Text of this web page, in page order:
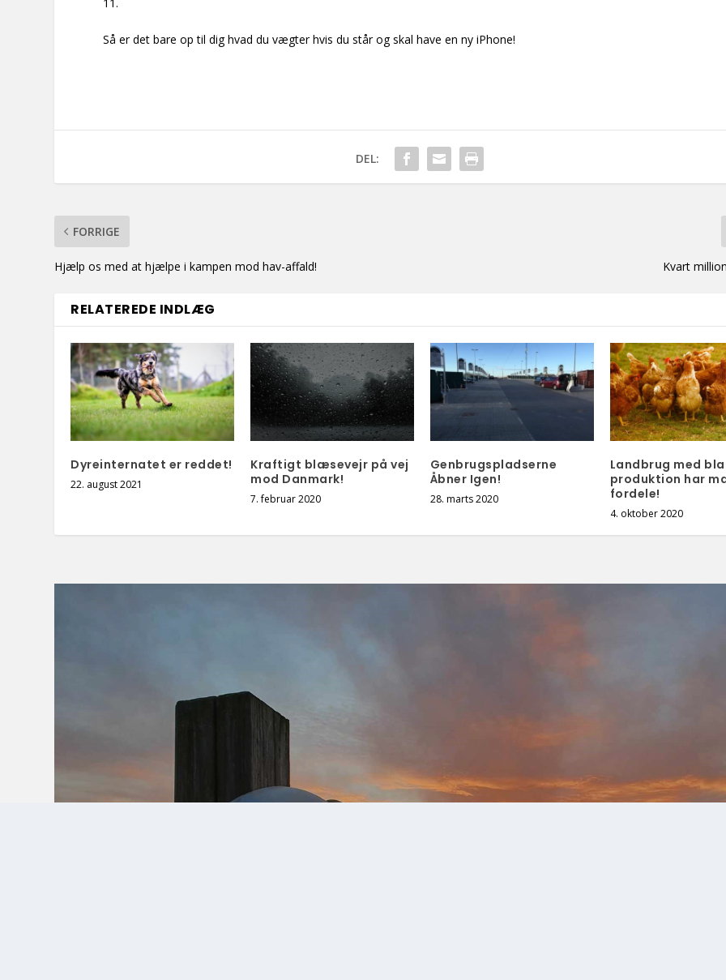
Så er det bare op til dig hvad du vægter hvis du står og skal have en ny iPhone!
DEL:
FORRIGE
Hjælp os med at hjælpe i kampen mod hav-affald! Kvart
RELATEREDE INDLÆG
Dyreinternatet er reddet!
22. august 2021
Kraftigt blæsevejr på vej
mod Danmark!
7. februar 2020
Genbrugspladserne
Åbner Igen!
28. marts 2020
Landbrug med
produktion har
fordele!
4. oktober 2020